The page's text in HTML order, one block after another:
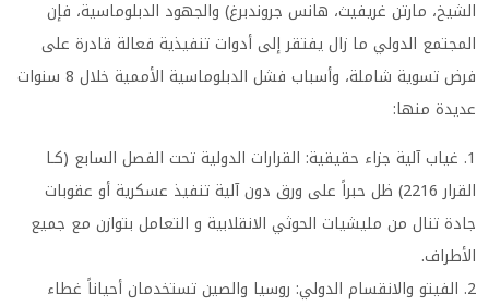
الشيخ، مارتن غريفيث، هانس جروندبرغ) والجهود الدبلوماسية، فإن
المجتمع الدولي ما زال يفتقر إلى أدوات تنفيذية فعالة قادرة على
فرض تسوية شاملة، وأسباب فشل الدبلوماسية الأممية خلال 8 سنوات
عديدة منها:
1. غياب آلية جزاء حقيقية: القرارات الدولية تحت الفصل السابع (كـا
القرار 2216) ظل حبراً على ورق دون آلية تنفيذ عسكرية أو عقوبات
جادة تنال من مليشيات الحوثي الانقلابية و التعامل بتوازن مع جميع
الأطراف.
2. الفيتو والانقسام الدولي: روسيا والصين تستخدمان أحياناً غطاء